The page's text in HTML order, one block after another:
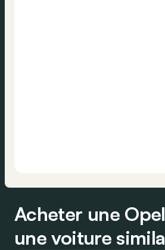
Acheter une
une voiture